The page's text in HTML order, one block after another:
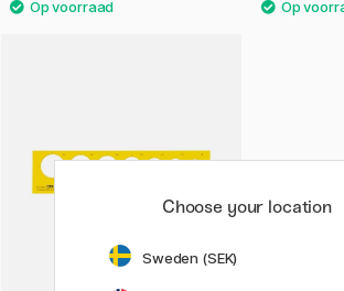
Choose your location
Sweden (SEK)